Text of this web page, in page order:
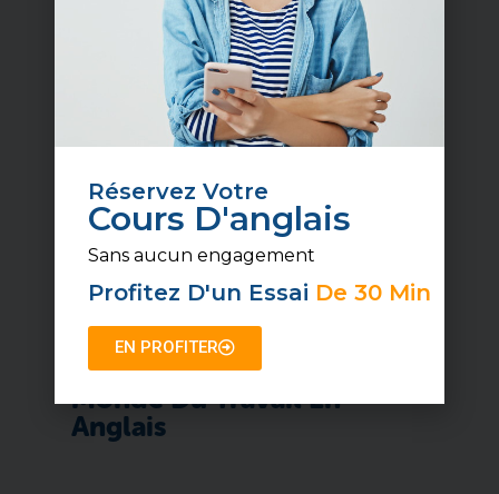
. Au contraire, ils s’attachent à
enseigner uniquementles notions
utiles à leurs apprenants. Et puisqu’il
est question d’apprentissage sur
mesure, les sessions se déroulent bien
évidemment de manièreindividuelle.
Téléchargez notre
catalogue de formations
Vocabulaire Basique Du
Monde Du Travail En
Anglais
Réservez Votre
Cours D'anglais
Sans aucun engagement
Profitez D'un Essai De 30 Min
EN PROFITER